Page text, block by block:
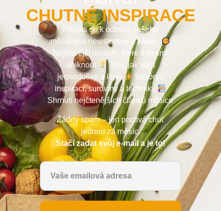
CHUTNÉ INSPIRACE
Přihlas se k odběru našeho
měsíčního newsletteru a získej:
Nejnovější recepty, které ti nesmí
uniknout
Tipy, jak vařit
jednodušeji a lépe
Sezónní
inspiraci, suroviny a techniky
Shrnutí nejčtenějších článků měsíce
Žádný spam – jen poctivá chuť
jednou za měsíc.
Stačí zadat svůj e-mail a je to!